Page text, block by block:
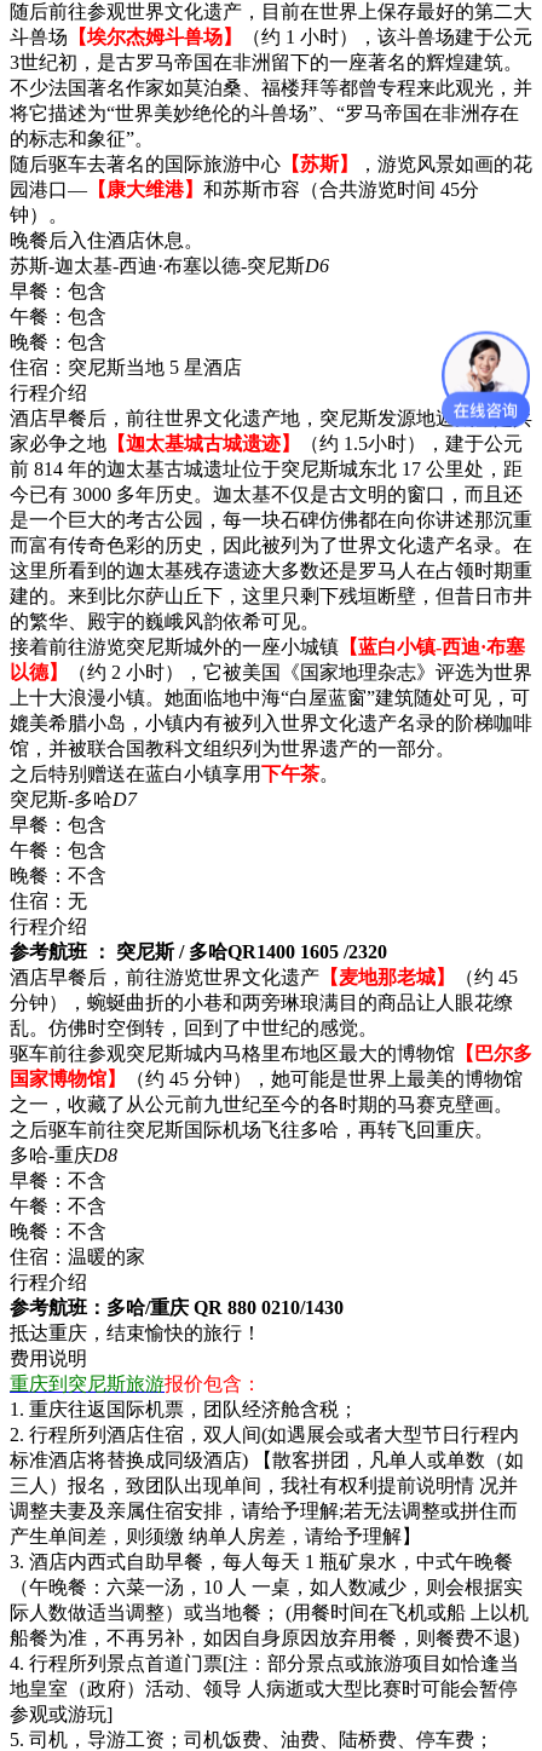
随后前往参观世界文化遗产，目前在世界上保存最好的第二大
斗兽场 【埃尔杰姆斗兽场】
（约 1 小时），该斗兽场建于公元
3世纪初，是古罗马帝国在非洲留下的一座著名的辉煌建筑。
不少法国著名作家如莫泊桑、福楼拜等都曾专程来此观光，并
将它描述为“世界美妙绝伦的斗兽场”、“罗马帝国在非洲存在
的标志和象征”。
随后驱车去著名的国际旅游中心 【苏斯】
，游览风景如画的花
园港口— 【康大维港】 和苏斯市容（合共游览时间 45分
钟）。
晚餐后入住酒店休息。
苏斯-迦太基-西迪·布塞以德-突尼斯D6
早餐： 包含
午餐： 包含
晚餐： 包含
住宿： 突尼斯当地 5 星酒店
行程介绍
酒店早餐后，前往世界文化遗产地，突尼斯发源地迦太基是兵
家必争之地 【迦太基城古城遗迹】
（约 1.5小时），建于公元
前 814 年的迦太基古城遗址位于突尼斯城东北 17 公里处，距
今已有 3000 多年历史。迦太基不仅是古文明的窗口，而且还
是一个巨大的考古公园，每一块石碑仿佛都在向你讲述那沉重
而富有传奇色彩的历史，因此被列为了世界文化遗产名录。在
这里所看到的迦太基残存遗迹大多数还是罗马人在占领时期重
建的。来到比尔萨山丘下，这里只剩下残垣断壁，但昔日市井
的繁华、殿宇的巍峨风韵依希可见。
接着前往游览突尼斯城外的一座小城镇 【蓝白小镇-西迪·布塞
以德】
（约 2 小时），它被美国《国家地理杂志》评选为世界
上十大浪漫小镇。她面临地中海“白屋蓝窗”建筑随处可见，可
媲美希腊小岛，小镇内有被列入世界文化遗产名录的阶梯咖啡
馆，并被联合国教科文组织列为世界遗产的一部分。
之后特别赠送在蓝白小镇享用下午茶。
突尼斯-多哈D7
早餐： 包含
午餐： 包含
晚餐： 不含
住宿： 无
行程介绍
参考航班 ： 突尼斯 / 多哈QR1400 1605 /2320
酒店早餐后，前往游览世界文化遗产 【麦地那老城】
（约 45
分钟），蜿蜒曲折的小巷和两旁琳琅满目的商品让人眼花缭
乱。仿佛时空倒转，回到了中世纪的感觉。
驱车前往参观突尼斯城内马格里布地区最大的博物馆 【巴尔多
国家博物馆】
（约 45 分钟），她可能是世界上最美的博物馆
之一，收藏了从公元前九世纪至今的各时期的马赛克壁画。
之后驱车前往突尼斯国际机场飞往多哈，再转飞回重庆。
多哈-重庆D8
早餐： 不含
午餐： 不含
晚餐： 不含
住宿： 温暖的家
行程介绍
参考航班：多哈/重庆 QR 880 0210/1430
抵达重庆，结束愉快的旅行！
费用说明
重庆到突尼斯旅游报价包含：
1. 重庆往返国际机票，团队经济舱含税；
2. 行程所列酒店住宿，双人间(如遇展会或者大型节日行程内
标准酒店将替换成同级酒店) 【散客拼团，凡单人或单数（如
三人）报名，致团队出现单间，我社有权利提前说明情 况并
调整夫妻及亲属住宿安排，请给予理解;若无法调整或拼住而
产生单间差，则须缴 纳单人房差，请给予理解】
3. 酒店内西式自助早餐，每人每天 1 瓶矿泉水，中式午晚餐
（午晚餐：六菜一汤，10 人 一桌，如人数减少，则会根据实
际人数做适当调整）或当地餐； (用餐时间在飞机或船 上以机
船餐为准，不再另补，如因自身原因放弃用餐，则餐费不退)
4. 行程所列景点首道门票[注：部分景点或旅游项目如恰逢当
地皇室（政府）活动、领导 人病逝或大型比赛时可能会暂停
参观或游玩]
5. 司机，导游工资；司机饭费、油费、陆桥费、停车费；